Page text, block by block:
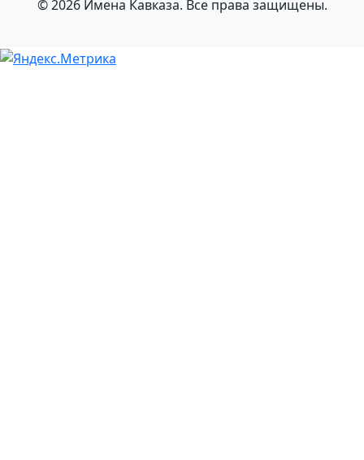
© 2026 Имена Кавказа. Все права защищены.